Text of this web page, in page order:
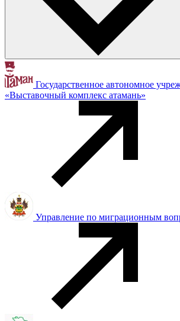
Государственное автономное
«Выставочный комплекс атамань»
Управление по миграционным